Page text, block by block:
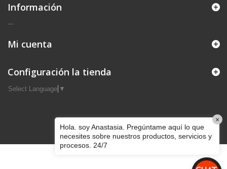
Información
---
Mi cuenta
Configuración la tienda
Select Language ▼